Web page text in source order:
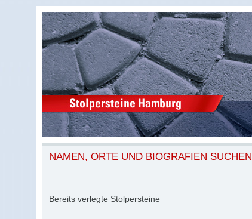
NAMEN, ORTE UND BIOGRAFIEN SUCHEN
Bereits verlegte Stolpersteine